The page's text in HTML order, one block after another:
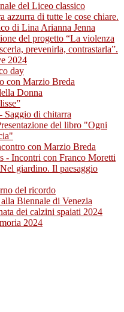
del Liceo classico
azzurra di tutte le cose chiare.
di Lina Arianna Jenna
del progetto “La violenza
prevenirla, contrastarla”.
2024
day
con Marzio Breda
Donna
Saggio di chitarra
del libro "Ogni
con Marzio Breda
- Incontri con Franco Moretti
giardino. Il paesaggio
del ricordo
Biennale di Venezia
dei calzini spaiati 2024
2024